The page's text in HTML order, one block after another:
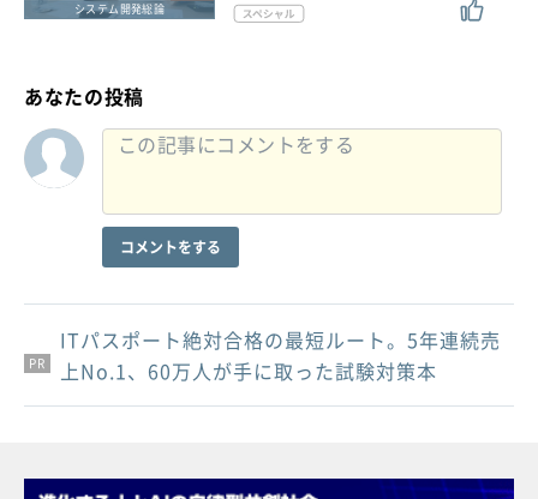
システム開発総論
あなたの投稿
コメントをする
PR
PR
PR
ITパスポート絶対合格の最短ルート。5年連続売
上No.1、60万人が手に取った試験対策本